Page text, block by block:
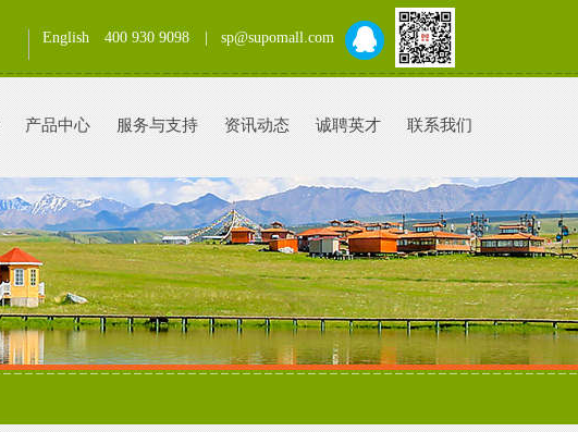
English 400 930 9098 | sp@supomall.com
产品中心 服务与支持 资讯动态 诚聘英才 联系我们